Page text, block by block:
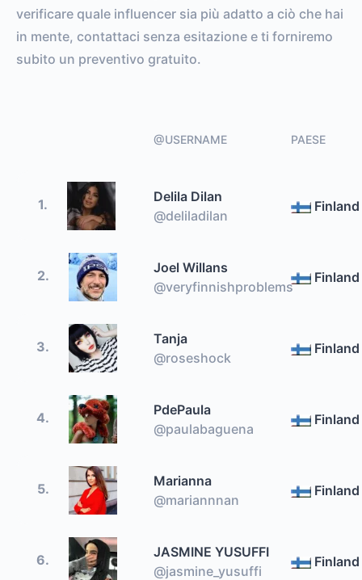
verificare quale influencer sia più adatto a ciò che hai
in mente, contattaci senza esitazione e ti forniremo
subito un preventivo gratuito.
@USERNAME PAESE
1.
Delila Dilan
@deliladilan
Finland
2.
Joel Willans
@veryfinnishproblems
Finland
3.
Tanja
@roseshock
Finland
4.
PdePaula
@paulabaguena
Finland
5.
Marianna
@mariannnan
Finland
6.
JASMINE YUSUFFI
@jasmine_yusuffi
Finland